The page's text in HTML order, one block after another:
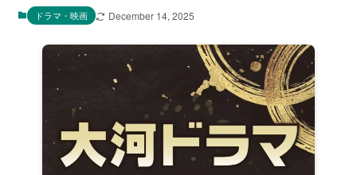
ドラマ・映画 December 14, 2025